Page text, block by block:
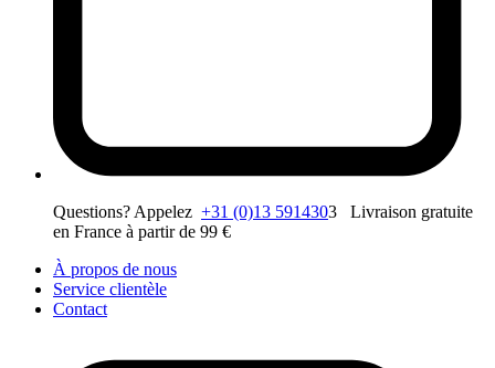
Questions? Appelez +31 (0)13 5914303 Livraison gratuite
en France à partir de 99 €
À propos de nous
Service clientèle
Contact